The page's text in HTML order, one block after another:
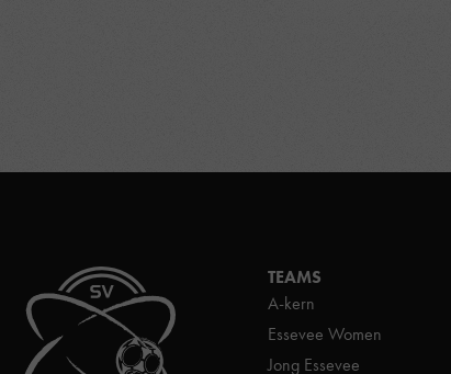
TEAMS
A-kern
Essevee Women
Jong Essevee